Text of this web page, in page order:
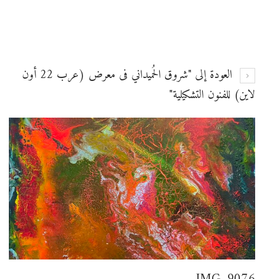
العودة إلى "شروق الحُميداني فى معرض (عرب 22 أون
لاين) للفنون التشكيلية"